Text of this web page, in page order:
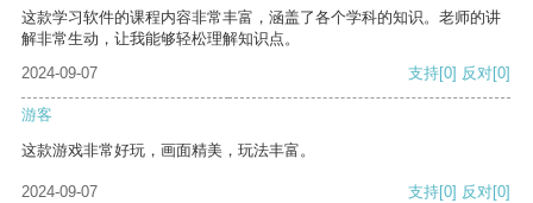
这款学习软件的课程内容非常丰富，涵盖了各个学科的知识。老师的讲
解非常生动，让我能够轻松理解知识点。
2024-09-07
支持[0] 反对[0]
游客
这款游戏非常好玩，画面精美，玩法丰富。
2024-09-07 支持[0] 反对[0]